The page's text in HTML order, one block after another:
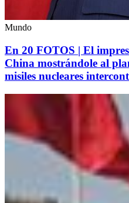
Mundo
En 20 FOTOS | El
China mostrándole al
misiles nucleares